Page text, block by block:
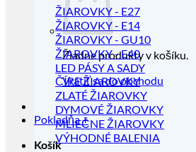
Žiadne produkty v košíku.
Vrátiť sa do obchodu
Pokladňa+
Košík
ŽIAROVKY - E27
ŽIAROVKY - E14
ŽIAROVKY - GU10
ŽIAROVKY - E40
LED PÁSY A SADY
ČÍRE ŽIAROVKY
ZLATÉ ŽIAROVKY
DYMOVÉ ŽIAROVKY
MLIEČNE ŽIAROVKY
VÝHODNÉ BALENIA